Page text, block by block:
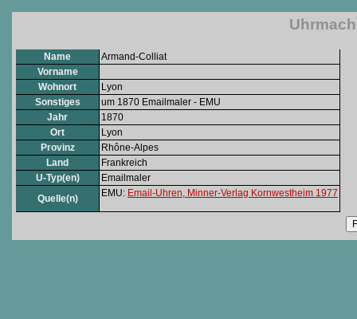
Name
Armand-Colliat
Vorname
Wohnort
Lyon
Sonstiges
um 1870 Emailmaler - EMU
Jahr
1870
Ort
Lyon
Provinz
Rhône-Alpes
Land
Frankreich
U-Typ(en)
Emailmaler
Quelle(n)
EMU: Email-Uhren, Minner-Verlag Kornwestheim 1977